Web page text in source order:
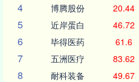
4 博腾股份 20.44
5 近岸蛋白 46.72
6 毕得医药 61.6
7 五洲医疗 83.62
8 耐科装备 49.67